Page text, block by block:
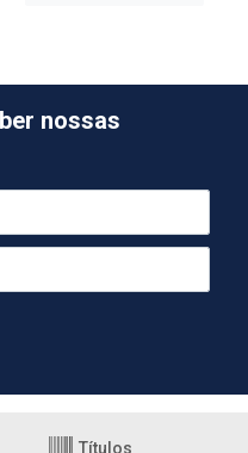
nossas
Títulos